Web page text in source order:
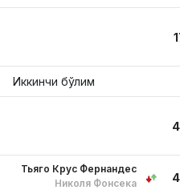
Иккинчи бўлим
Тьяго Крус Фернандес
Николя Фонсека